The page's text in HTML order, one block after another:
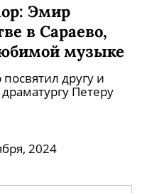
Эмир
в Сараево,
музыке
другу и
Петеру
2024